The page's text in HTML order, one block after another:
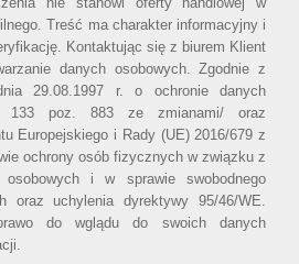
Treść ma charakter informacyjny i
Kontaktując się z biurem Klient
danych osobowych. Zgodnie z
29.08.1997 r. o ochronie danych
133 poz. 883 ze zmianami/ oraz
Europejskiego i Rady (UE) 2016/679 z
ochrony osób fizycznych w związku z
osobowych i w sprawie swobodnego
oraz uchylenia dyrektywy 95/46/WE.
do wglądu do swoich danych